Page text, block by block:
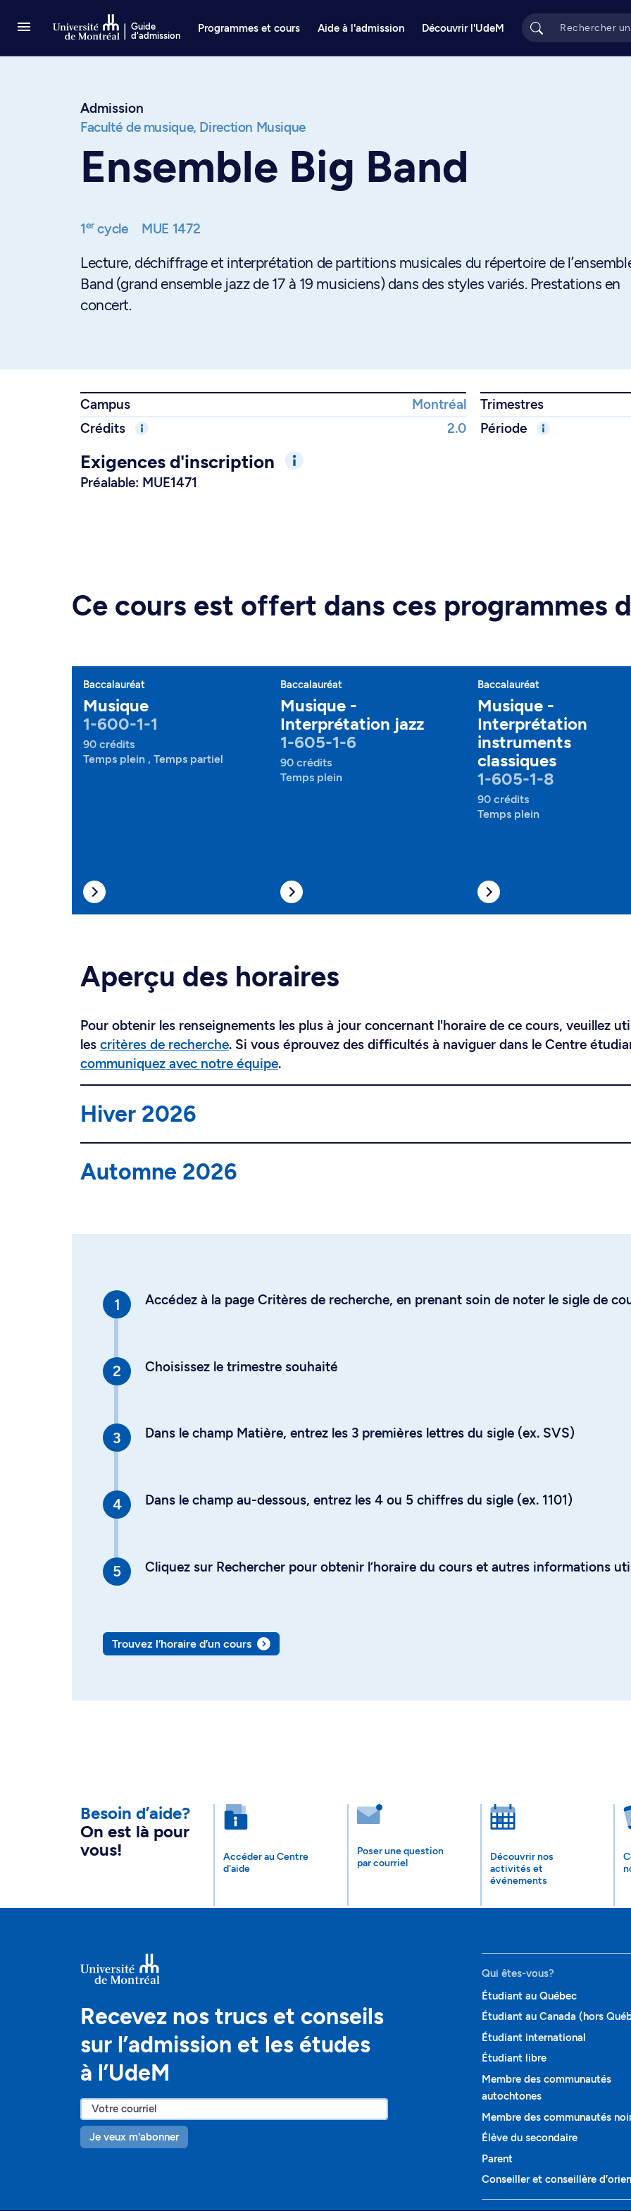
Guide
d'admission
Programmes et cours Aide à l'admission Découvrir l'UdeM
Admission
Faculté de musique, Direction Musique
Ensemble Big Band
1ercycle MUE 1472
Lecture, déchiffrage et interprétation de partitions musicales du répertoire de
Band (grand ensemble jazz de 17 à 19 musiciens) dans des styles variés. Prestations en
concert.
Campus Montréal Trimestres
Crédits
2.0 Période
Exigences d'inscription
Préalable: MUE1471
Ce cours est offert dans ces programmes
Baccalauréat
Musique
1-600-1-1
90 crédits
Temps plein , Temps partiel
Baccalauréat
Musique -
Interprétation jazz
1-605-1-6
90 crédits
Temps plein
Baccalauréat
Musique -
Interprétation
instruments
classiques
1-605-1-8
90 crédits
Temps plein
Aperçu des horaires
Pour obtenir les renseignements les plus à jour concernant l'horaire de ce cours, veuillez
les critères de recherche. Si vous éprouvez des difficultés à naviguer dans le Centre
communiquez avec notre équipe.
Hiver 2026
Automne 2026
Accédez à la page Critères de recherche, en prenant soin de noter le sigle de
Choisissez le trimestre souhaité
Dans le champ Matière, entrez les 3 premières lettres du sigle (ex. SVS)
Dans le champ au-dessous, entrez les 4 ou 5 chiffres du sigle (ex. 1101)
Cliquez sur Rechercher pour obtenir l’horaire du cours et autres informations
Trouvez l’horaire d’un cours
Besoin d’aide?
On est là pour
vous!
Accéder au Centre
d'aide
Poser une question
par courriel
Découvrir nos
activités et
événements
Recevez nos trucs et conseils
sur l’admission et les études
à l’UdeM
Je veux m'abonner
Qui êtes-vous?
Étudiant au Québec
Étudiant au Canada (hors
Étudiant international
Étudiant libre
Membre des communautés
autochtones
Membre des communautés
Élève du secondaire
Parent
Conseiller et conseillère